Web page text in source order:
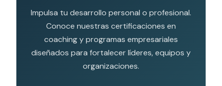
Impulsa tu desarrollo personal o profesional.
Conoce nuestras certificaciones en
coaching y programas empresariales
diseñados para fortalecer líderes, equipos y
organizaciones.